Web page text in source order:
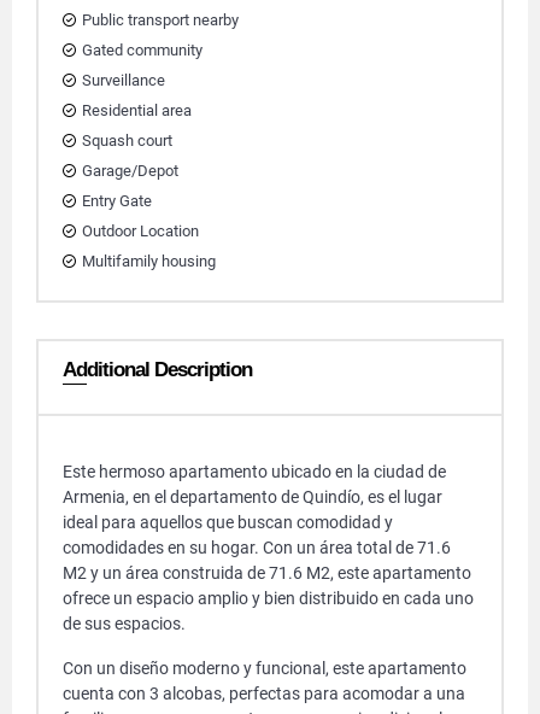
Public transport nearby
Gated community
Surveillance
Residential area
Squash court
Garage/Depot
Entry Gate
Outdoor Location
Multifamily housing
Additional Description
Este hermoso apartamento ubicado en la ciudad de
Armenia, en el departamento de Quindío, es el lugar
ideal para aquellos que buscan comodidad y
comodidades en su hogar. Con un área total de 71.6
M2 y un área construida de 71.6 M2, este apartamento
ofrece un espacio amplio y bien distribuido en cada uno
de sus espacios.
Con un diseño moderno y funcional, este apartamento
cuenta con 3 alcobas, perfectas para acomodar a una